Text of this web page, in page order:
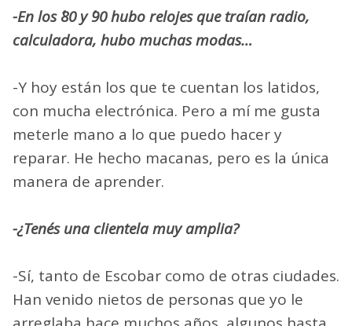
-En los ´80 y ´90 hubo relojes que traían radio,
calculadora, hubo muchas modas…
-Y hoy están los que te cuentan los latidos,
con mucha electrónica. Pero a mí me gusta
meterle mano a lo que puedo hacer y
reparar. He hecho macanas, pero es la única
manera de aprender.
-¿Tenés una clientela muy amplia?
-Sí, tanto de Escobar como de otras ciudades.
Han venido nietos de personas que yo le